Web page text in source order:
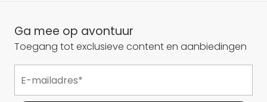
Ga mee op avontuur
Toegang tot exclusieve content en aanbiedingen